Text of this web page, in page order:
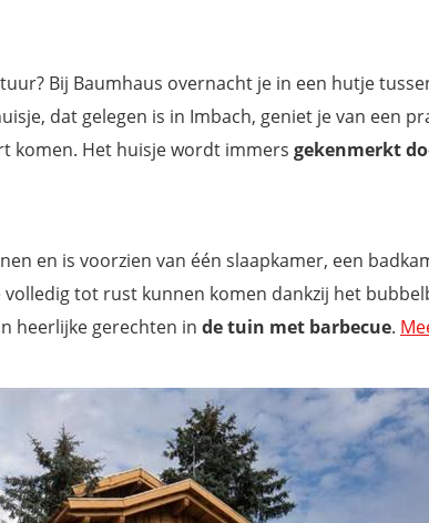
Bij Baumhaus overnacht je in een hutje
dat gelegen is in Imbach, geniet je van een
komen. Het huisje wordt immers gekenmerkt
en is voorzien van één slaapkamer, een
tot rust kunnen komen dankzij het
heerlijke gerechten in de tuin met barbecue.